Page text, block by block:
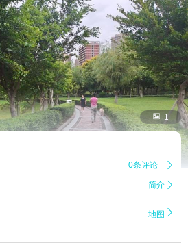
 1
0条评论 
简介 
地图 